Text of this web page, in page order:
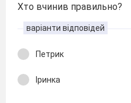
Хто вчинив правильно?
варіанти відповідей
Петрик
Іринка